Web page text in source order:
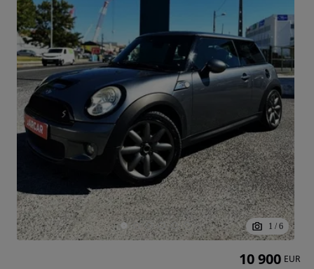
1 / 6
10 900 EUR